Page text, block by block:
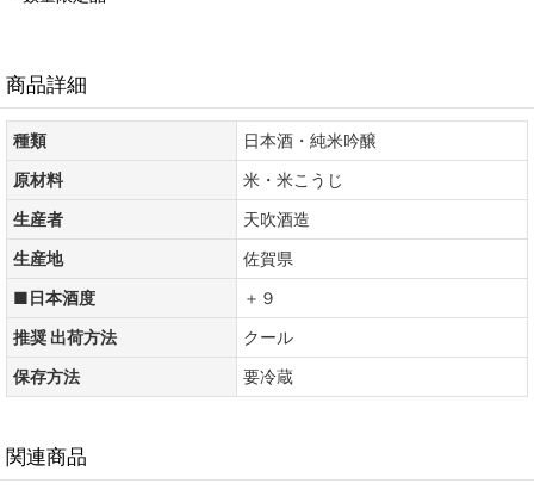
商品詳細
種類
日本酒・純米吟醸
原材料
米・米こうじ
生産者
天吹酒造
生産地
佐賀県
■日本酒度
＋９
推奨 出荷方法
クール
保存方法
要冷蔵
関連商品